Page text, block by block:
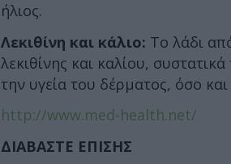
ήλιος.
Λεκιθίνη και κάλιο: Το λάδι
λεκιθίνης και καλίου,
την υγεία του δέρματος, όσο
http://www.med-health.net/
ΔΙΑΒΑΣΤΕ ΕΠΙΣΗΣ